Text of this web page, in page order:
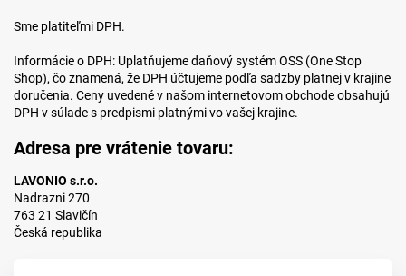
Sme platiteľmi DPH.
Informácie o DPH: Uplatňujeme daňový systém OSS (One Stop
Shop), čo znamená, že DPH účtujeme podľa sadzby platnej v krajine
doručenia. Ceny uvedené v našom internetovom obchode obsahujú
DPH v súlade s predpismi platnými vo vašej krajine.
Adresa pre vrátenie tovaru:
LAVONIO s.r.o.
Nadrazni 270
763 21 Slavičín
Česká republika